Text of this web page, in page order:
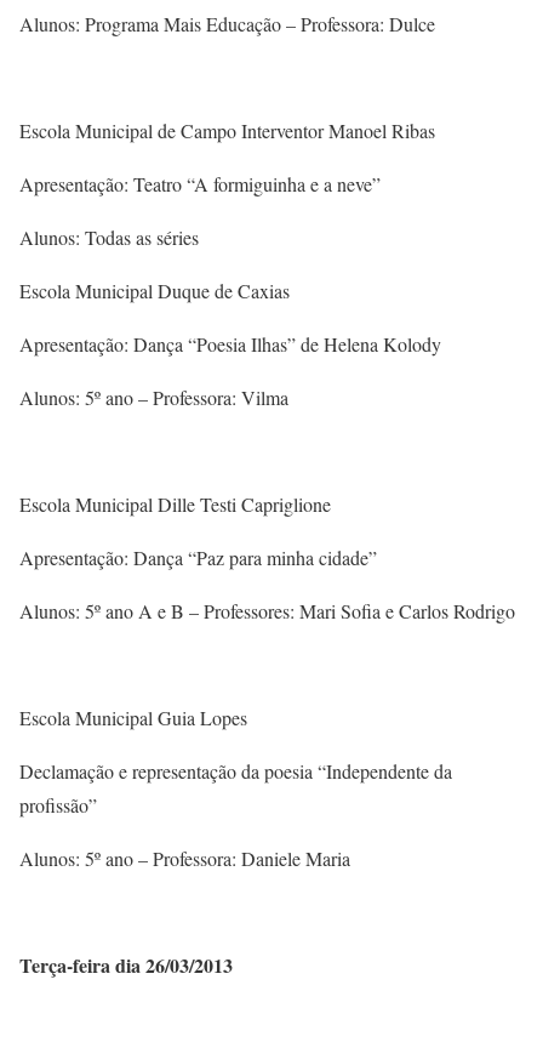
Alunos: Programa Mais Educação – Professora: Dulce
Escola Municipal de Campo Interventor Manoel Ribas
Apresentação: Teatro “A formiguinha e a neve”
Alunos: Todas as séries
Escola Municipal Duque de Caxias
Apresentação: Dança “Poesia Ilhas” de Helena Kolody
Alunos: 5º ano – Professora: Vilma
Escola Municipal Dille Testi Capriglione
Apresentação: Dança “Paz para minha cidade”
Alunos: 5º ano A e B – Professores: Mari Sofia e Carlos Rodrigo
Escola Municipal Guia Lopes
Declamação e representação da poesia “Independente da
profissão”
Alunos: 5º ano – Professora: Daniele Maria
Terça-feira dia 26/03/2013